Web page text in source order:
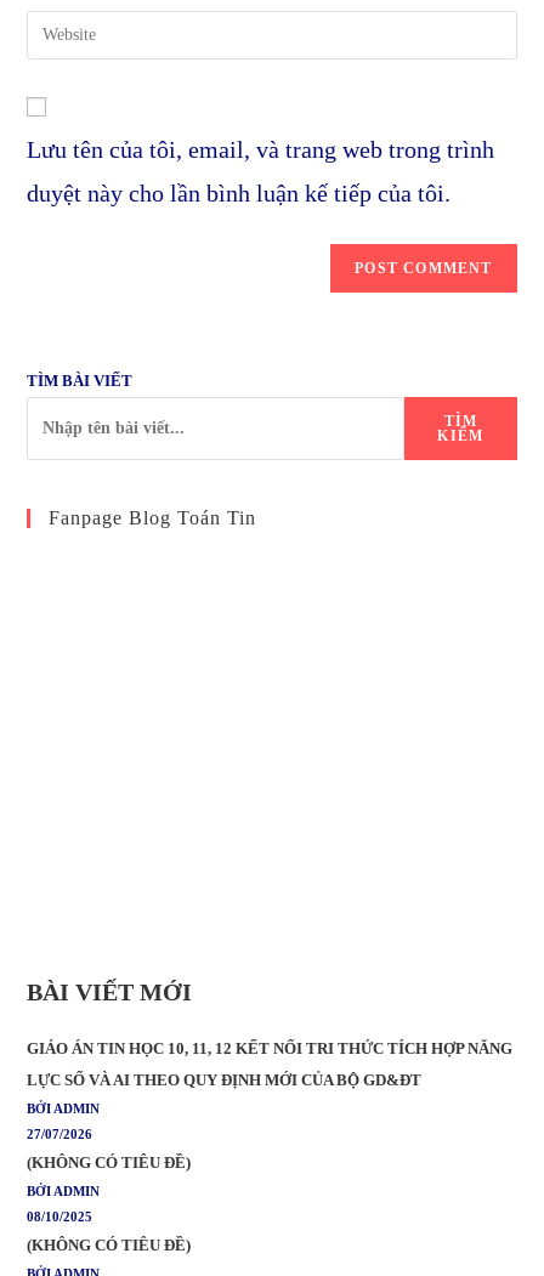
comment
email
address
comment
Enter
your
URL
(optional)
Lưu tên của tôi, email, và trang web trong trình
duyệt này cho lần bình luận kế tiếp của tôi.
TÌM BÀI VIẾT
TÌM
KIẾM
Fanpage Blog Toán Tin
BÀI VIẾT MỚI
GIÁO ÁN TIN HỌC 10, 11, 12 KẾT NỐI TRI THỨC TÍCH HỢP NĂNG
LỰC SỐ VÀ AI THEO QUY ĐỊNH MỚI CỦA BỘ GD&ĐT
BỞI ADMIN
27/07/2026
(KHÔNG CÓ TIÊU ĐỀ)
BỞI ADMIN
08/10/2025
(KHÔNG CÓ TIÊU ĐỀ)